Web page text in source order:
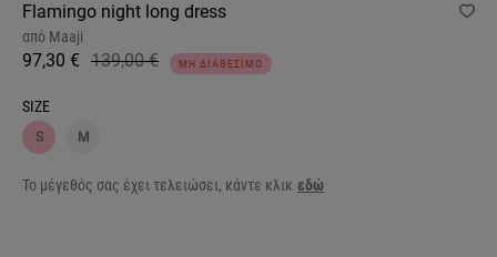
Flamingo night long dress
από Maaji
97,30 € 139,00 € ΜΗ ΔΙΑΘΕΣΙΜΟ
SIZE
S M
Το μέγεθός σας έχει τελειώσει, κάντε κλικ εδώ